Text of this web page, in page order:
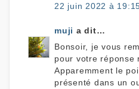
22 juin 2022 à
muji a dit…
Bonsoir, je vous
pour votre réponse
Apparemment le
présenté dans un